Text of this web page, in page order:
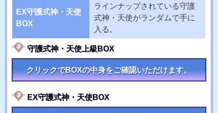
EX守護式神・天使
BOX
ラインナップされている守護
式神・天使がランダムで手に
入る。
守護式神・天使上級BOX
クリックでBOXの中身をご確認いただけます。
EX守護式神・天使BOX